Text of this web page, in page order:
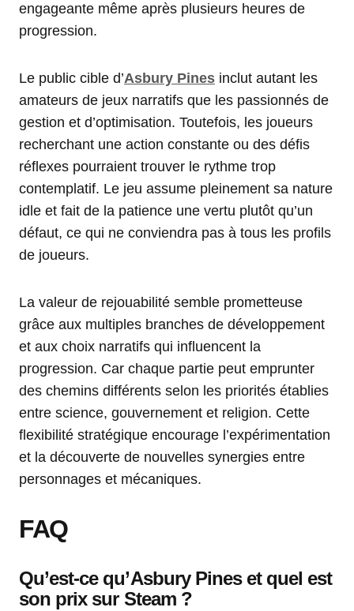
engageante même après plusieurs heures de
progression.
Le public cible d’Asbury Pines inclut autant les
amateurs de jeux narratifs que les passionnés de
gestion et d’optimisation. Toutefois, les joueurs
recherchant une action constante ou des défis
réflexes pourraient trouver le rythme trop
contemplatif. Le jeu assume pleinement sa nature
idle et fait de la patience une vertu plutôt qu’un
défaut, ce qui ne conviendra pas à tous les profils
de joueurs.
La valeur de rejouabilité semble prometteuse
grâce aux multiples branches de développement
et aux choix narratifs qui influencent la
progression. Car chaque partie peut emprunter
des chemins différents selon les priorités établies
entre science, gouvernement et religion. Cette
flexibilité stratégique encourage l’expérimentation
et la découverte de nouvelles synergies entre
personnages et mécaniques.
FAQ
Qu’est-ce qu’Asbury Pines et quel est
son prix sur Steam ?